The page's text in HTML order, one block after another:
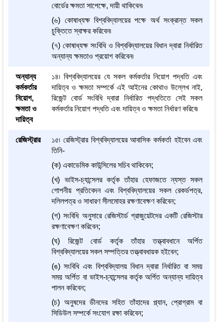
বোর্ডের ক্ষমতা সাপেক্ষে, দায়ী থাকিবেন৷
(৬) কোষাধ্যক্ষ বিশ্ববিদ্যালয়ের পক্ষে অর্থ সংক্রান্ত সকল
চুক্তিতে স্বাক্ষর করিবেন৷
(৭) কোষাধ্যক্ষ সংবিধি ও বিশ্ববিদ্যালয়ের বিধান দ্বারা নির্ধারিত
অন্যান্য ক্ষমতাও প্রয়োগ করিবেন৷
অন্যান্য
কর্মকর্তার
নিয়োগ,
ক্ষমতা ও
দায়িত্ব
১৪৷ বিশ্ববিদ্যালয়ের যে সকল কর্মকর্তার নিয়োগ পদ্ধতি এবং
দায়িত্ব ও ক্ষমতা সম্পর্কে এই আইনের কোথাও উল্লেখ নাই,
রিজেন্ট বোর্ড সংবিধি দ্বারা নির্ধারিত পদ্ধতিতে সেই সকল
কর্মকর্তার নিয়োগ পদ্ধতি এবং দায়িত্ব ও ক্ষমতা নির্ধারণ করিবে৷
রেজিস্ট্রার
১৫৷ রেজিস্ট্রার বিশ্ববিদ্যালয়ের আবাসিক কর্মকর্তা হইবেন এবং
তিনি-
(ক) একাডেমিক কাউন্সিলের সচিব থাকিবেন;
(খ) ভাইস-চ্যান্সেলর কর্তৃক তাঁহার হেফাজতে ন্যস্ত সকল
গোপনীয় প্রতিবেদন এবং বিশ্ববিদ্যালয়ের সকল রেকর্ডপত্র,
দলিলপত্র ও সাধারণ সীলমোহর রক্ষণাবেক্ষণ করিবেন;
(গ) সংবিধি অনুসারে রেজিস্টার্ড গ্রাজুয়েটদের একটি রেজিস্টার
রক্ষণাবেক্ষণ করিবেন;
(ঘ) রিজেন্ট বোর্ড কর্তৃক তাঁহার তত্ত্বাবধানে অর্পিত
বিশ্ববিদ্যালয়ের সকল সম্পত্তির তত্ত্বাবধায়ক হইবেন;
(ঙ) সংবিধি এবং বিশ্ববিদ্যালয় বিধান দ্বারা নির্ধারিত বা সময়
সময় অর্পিত বা ভাইস-চ্যান্সেলর কর্তৃক অর্পিত অন্যান্য দায়িত্ব
পালন করিবেন;
(চ) অনুষদের ডীনদের সহিত তাঁহাদের প্ল্যান, প্রোগ্রাম বা
সিডিউল সম্পর্কে সংযোগ রক্ষা করিবেন;